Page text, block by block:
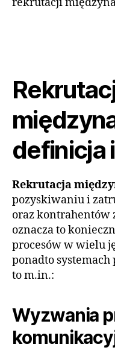
definicja
Rekrutacja
pozyskiwaniu i
oraz kontrahentów
oznacza to
procesów w wielu
ponadto
to m.in.:
Wyzwania